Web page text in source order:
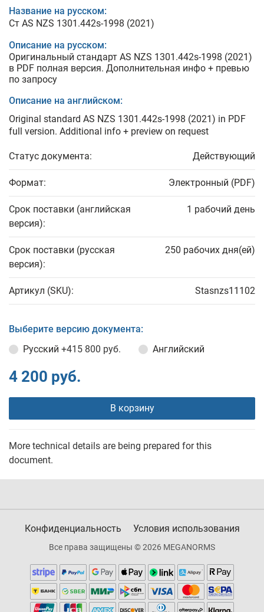
Название на русском:
Ст AS NZS 1301.442s-1998 (2021)
Описание на русском:
Оригинальный стандарт AS NZS 1301.442s-1998 (2021)
в PDF полная версия. Дополнительная инфо + превью
по запросу
Описание на английском:
Original standard AS NZS 1301.442s-1998 (2021) in PDF
full version. Additional info + preview on request
Статус документа: Действующий
Формат: Электронный (PDF)
Срок поставки (английская
версия):
1 рабочий день
Срок поставки (русская
версия):
250 рабочих дня(ей)
Артикул (SKU): Stasnzs11102
Выберите версию документа:
Русский +415 800 руб. Английский
4 200 руб.
В корзину
More technical details are being prepared for this
document.
Конфиденциальность Условия использования
Все права защищены © 2026 MEGANORMS